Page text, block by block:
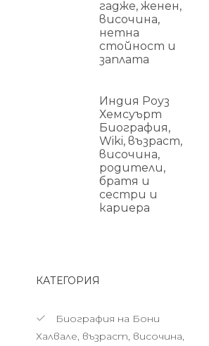
гадже, женен,
височина,
нетна
стойност и
заплата
Индия Роуз
Хемсуърт
Биография,
Wiki, възраст,
височина,
родители,
братя и
сестри и
кариера
КАТЕГОРИЯ
Биография на Бони
Халвале, възраст, височина,